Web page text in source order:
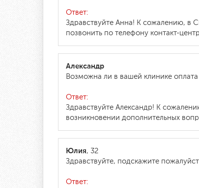
Ответ:
Здравствуйте Анна! К сожалению, в
позвонить по телефону контакт-
Александр
Возможна ли в вашей клинике
Ответ:
Здравствуйте Александр! К
возникновении дополнительных
Юлия, 32
Здравствуйте, подскажите
Ответ: